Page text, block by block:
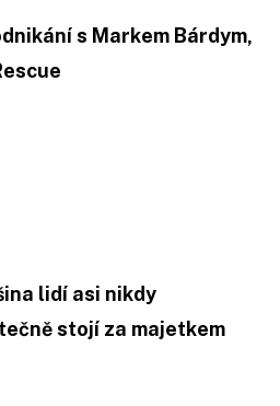
s Markem Bárdym,
lidí asi nikdy
stojí za majetkem